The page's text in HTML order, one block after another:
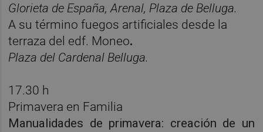
Glorieta de España, Arenal, Plaza de Belluga.
A su término fuegos artificiales desde la
terraza del edf. Moneo.
Plaza del Cardenal Belluga.
17.30 h
Primavera en Familia
Manualidades de primavera: creación de un